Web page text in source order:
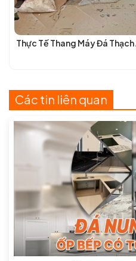
Thực Tế Thang Máy Đá
Các tin liên quan